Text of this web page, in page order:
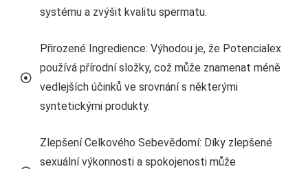
systému a zvýšit kvalitu spermatu.
Přirozené Ingredience: Výhodou je, že Potencialex
používá přírodní složky, což může znamenat méně
vedlejších účinků ve srovnání s některými
syntetickými produkty.
Zlepšení Celkového Sebevědomí: Díky zlepšené
sexuální výkonnosti a spokojenosti může